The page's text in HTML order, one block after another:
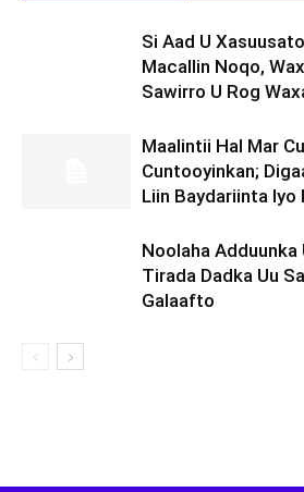
Si Aad U
Macallin Noqo,
Sawirro U Rog
Maalintii Hal Mar
Cuntooyinkan;
Liin Baydariinta Iyo
Noolaha Adduunka
Tirada Dadka Uu
Galaafto